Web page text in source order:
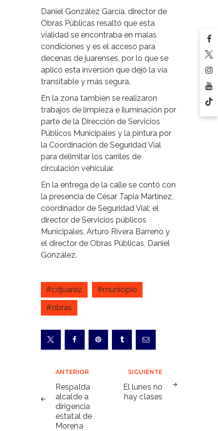
Daniel González García, director de
Obras Públicas resaltó que esta
vialidad se encontraba en malas
condiciones y es el acceso para
decenas de juarenses, por lo que se
aplicó esta inversión que dejó la vía
transitable y más segura.
En la zona también se realizaron
trabajos de limpieza e iluminación por
parte de la Dirección de Servicios
Públicos Municipales y la pintura por
la Coordinación de Seguridad Vial
para delimitar los carriles de
circulación vehicular.
En la entrega de la calle se contó con
la presencia de César Tapia Martínez,
coordinador de Seguridad Vial; el
director de Servicios públicos
Municipales, Arturo Rivera Barreno y
el director de Obras Públicas, Daniel
González.
#cdjuarez
#municipio
#obras
Navegación
de
entradas
ANTERIOR
Respalda
alcalde a
dirigencia
estatal de
Morena
SIGUIENTE
El lunes no
hay clases